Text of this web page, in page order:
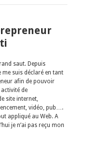
saut. Depuis
me suis déclaré en tant
afin de pouvoir
de
site internet,
vidéo, pub….
appliqué au Web. A
je n’ai pas reçu mon